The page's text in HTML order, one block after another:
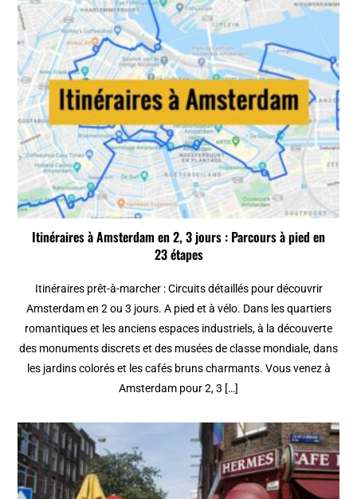
Itinéraires à Amsterdam en 2, 3 jours : Parcours à pied en
23 étapes
Itinéraires prêt-à-marcher : Circuits détaillés pour découvrir
Amsterdam en 2 ou 3 jours. A pied et à vélo. Dans les quartiers
romantiques et les anciens espaces industriels, à la découverte
des monuments discrets et des musées de classe mondiale, dans
les jardins colorés et les cafés bruns charmants. Vous venez à
Amsterdam pour 2, 3 […]